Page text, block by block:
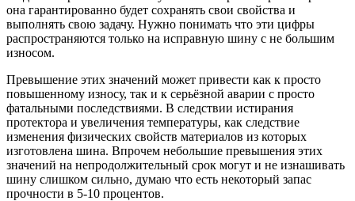
она гарантированно будет сохранять свои свойства и
выполнять свою задачу. Нужно понимать что эти цифры
распространяются только на исправную шину с не большим
износом.
Превышение этих значений может привести как к просто
повышенному износу, так и к серьёзной аварии с просто
фатальными последствиями. В следствии истирания
протектора и увеличения температуры, как следствие
изменения физических свойств материалов из которых
изготовлена шина. Впрочем небольшие превышения этих
значений на непродолжительный срок могут и не изнашивать
шину слишком сильно, думаю что есть некоторый запас
прочности в 5-10 процентов.